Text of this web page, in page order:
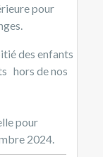
pour
des enfants
hors de nos
pour
2024.